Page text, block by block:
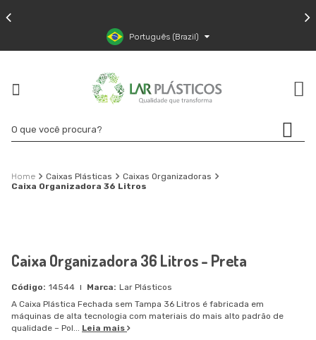
Português (Brazil)
Caixas Plásticas
Caixas Organizadoras
Caixa Organizadora 36 Litros
Caixa Organizadora 36 Litros - Preta
14544
Lar Plásticos
A Caixa Plástica Fechada sem Tampa 36 Litros é fabricada em
máquinas de alta tecnologia com materiais do mais alto padrão de
qualidade – Pol... Leia mais